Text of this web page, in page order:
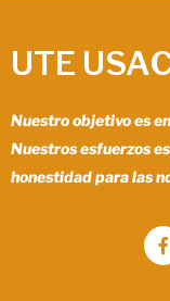
UTE
Nuestro objetivo es
Nuestros esfuerzos
honestidad para las